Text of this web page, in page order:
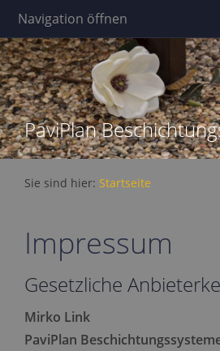
Navigation öffnen
PaviPlan
Sie sind hier: Startseite
Impressum
Gesetzliche
Mirko Link
PaviPlan